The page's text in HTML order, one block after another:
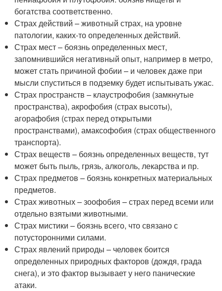
богатства соответственно.
Страх действий – животный страх, на уровне
патологии, каких-то определенных действий.
Страх мест – боязнь определенных мест,
запомнившийся негативный опыт, например в метро,
может стать причиной фобии – и человек даже при
мысли спуститься в подземку будет испытывать ужас.
Страх пространств – клаустрофобия (замкнутые
пространства), акрофобия (страх высоты),
агорафобия (страх перед открытыми
пространствами), амаксофобия (страх общественного
транспорта).
Страх веществ – боязнь определенных веществ, тут
может быть пыль, грязь, алкоголь, лекарства и пр.
Страх предметов – боязнь конкретных материальных
предметов.
Страх животных – зоофобия – страх перед всеми или
отдельно взятыми животными.
Страх мистики – боязнь всего, что связано с
потусторонними силами.
Страх явлений природы – человек боится
определенных природных факторов (дождя, града
снега), и это фактор вызывает у него панические
атаки.